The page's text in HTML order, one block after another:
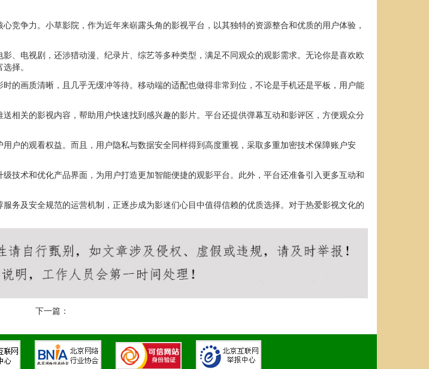
竞争力。小草影院，作为近年来崭露头角的影视平台，以其独特的资源整合和优质的用户体验，
、电视剧，还涉猎动漫、纪录片、综艺等多种类型，满足不同观众的观影需求。无论你是喜欢欧
择。
的画质清晰，且几乎无缓冲等待。移动端的适配也做得非常到位，不论是手机还是平板，用户能
相关的影视内容，帮助用户快速找到感兴趣的影片。平台还提供弹幕互动和影评区，方便观众分
户的观看权益。而且，用户隐私与数据安全同样得到高度重视，采取多重加密技术保障账户安
技术和优化产品界面，为用户打造更加智能便捷的观影平台。此外，平台还准备引入更多互动和
务及安全规范的运营机制，正逐步成为影迷们心目中值得信赖的优质选择。对于热爱影视文化的
下一篇：